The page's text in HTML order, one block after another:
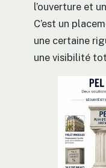
l’ouverture et
C’est un
une certaine
une visibilité